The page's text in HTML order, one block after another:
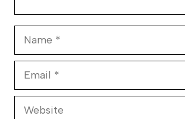
Website